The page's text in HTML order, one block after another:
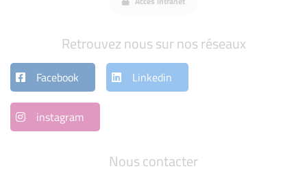
Nous contacter
Retrouvez nous sur nos réseaux
Facebook Linkedin
instagram